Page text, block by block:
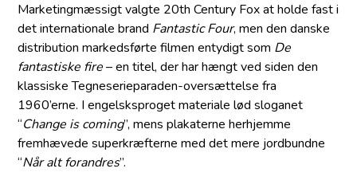
Marketingmæssigt valgte 20th Century Fox at holde fast i
det internationale brand Fantastic Four, men den danske
distribution markedsførte filmen entydigt som De
fantastiske fire– en titel, der har hængt ved siden den
klassiske Tegneserieparaden-oversættelse fra
1960’erne. I engelsksproget materiale lød sloganet
“Change is coming”, mens plakaterne herhjemme
fremhævede superkræfterne med det mere jordbundne
“Når alt forandres”.